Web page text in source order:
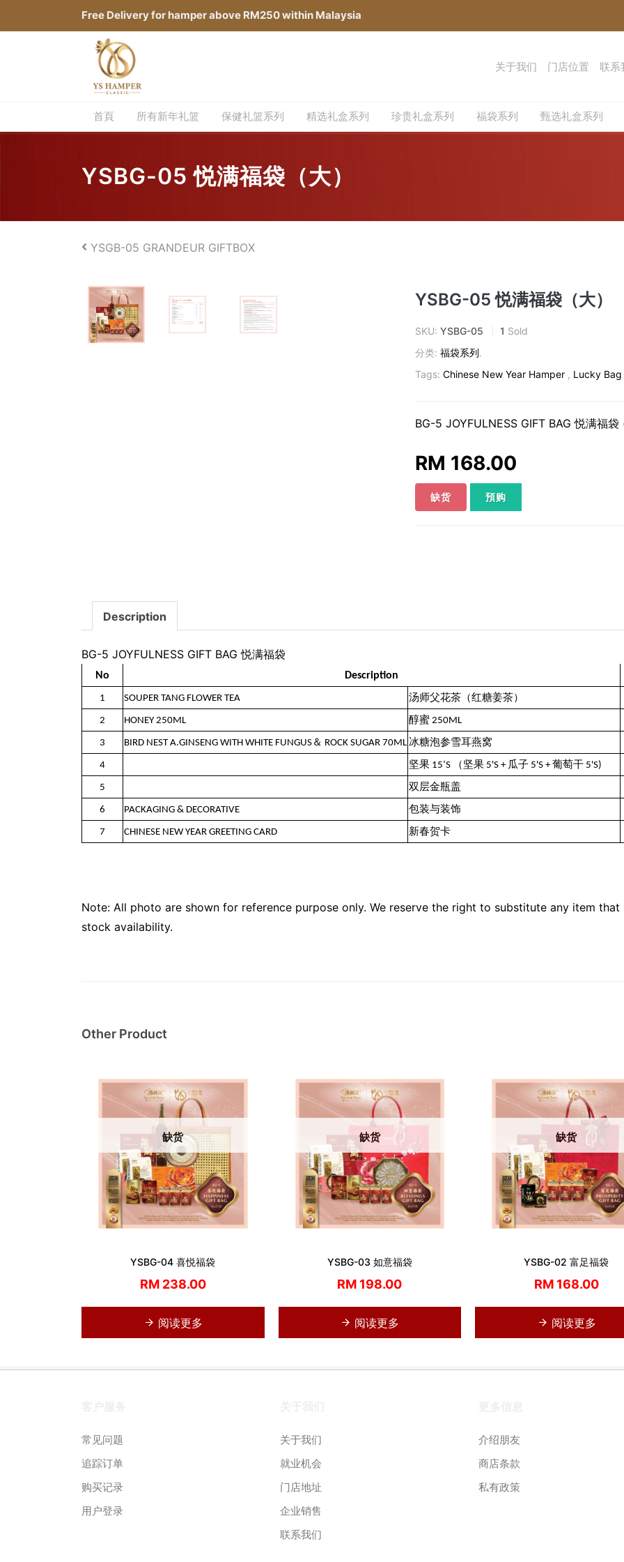
Free Delivery for hamper above RM250 within Malaysia
关于我们 门店位置 联系
首頁 所有新年礼篮 保健礼篮系列 精选礼盒系列 珍贵礼盒系列 福袋系列 甄选礼盒系列
YSBG-05 悦满福袋（大）
YSGB-05 GRANDEUR GIFTBOX
YSBG-05 悦满福袋（大）
SKU:YSBG-05 1 Sold
分类:福袋系列.
Tags: Chinese New Year Hamper , Lucky Bag
BG-5 JOYFULNESS GIFT BAG 悦满福袋
RM 168.00
缺货 預购
Description
BG-5 JOYFULNESS GIFT BAG 悦满福袋
No Description
1 SOUPER TANG FLOWER TEA 汤师父花茶（红糖姜茶）
2 HONEY 250ML 醇蜜 250ML
3 BIRD NEST A.GINSENG WITH WHITE FUNGUS＆ ROCK SUGAR 70ML 冰糖泡参雪耳燕窝
4 坚果 15‘S （坚果 5'S + 瓜子 5'S + 葡萄干 5'S)
5 双层金瓶盖
6 PACKAGING & DECORATIVE 包装与装饰
7 CHINESE NEW YEAR GREETING CARD 新春贺卡
Note: All photo are shown for reference purpose only. We reserve the right to substitute any item
stock availability.
Other Product
缺货
YSBG-04 喜悦福袋
RM 238.00
阅读更多
缺货
YSBG-03 如意福袋
RM 198.00
阅读更多
缺货
YSBG-02 富足福袋
RM 168.00
阅读更多
常见问题
追踪订单
购买记录
用户登录
关于我们
就业机会
门店地址
企业销售
联系我们
介绍朋友
商店条款
私有政策